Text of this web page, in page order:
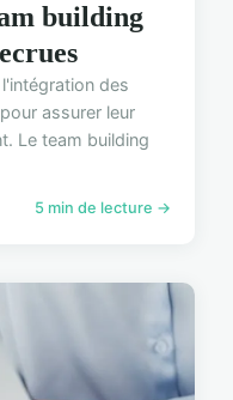
building
des
assurer leur
Le team building
5 min de lecture →